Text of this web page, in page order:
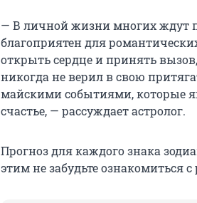
— В личной жизни многих ждут
благоприятен для
открыть сердце и принять
никогда не верил в свою
майскими событиями, которые
счастье, — рассуждает астролог.
Прогноз для каждого знака
этим не забудьте ознакомиться